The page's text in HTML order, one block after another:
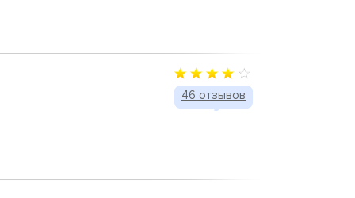
46 отзывов